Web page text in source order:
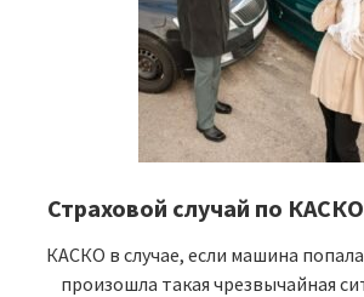
Страховой случай по
КАСКО в случае, если машина
произошла такая чрезвычайная